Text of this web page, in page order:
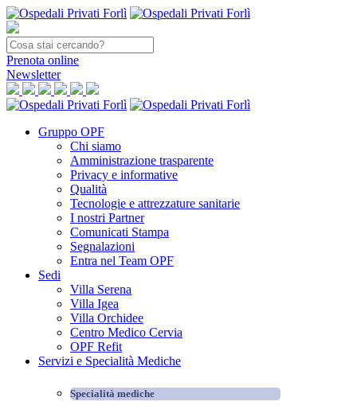
Prenota online
Newsletter
Gruppo OPF
Chi siamo
Amministrazione trasparente
Privacy e informative
Qualità
Tecnologie e attrezzature sanitarie
I nostri Partner
Comunicati Stampa
Segnalazioni
Entra nel Team OPF
Sedi
Villa Serena
Villa Igea
Villa Orchidee
Centro Medico Cervia
OPF Refit
Servizi e Specialità Mediche
Specialità mediche